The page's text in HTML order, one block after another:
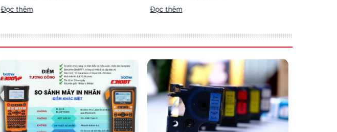
Đọc thêm
Đọc thêm